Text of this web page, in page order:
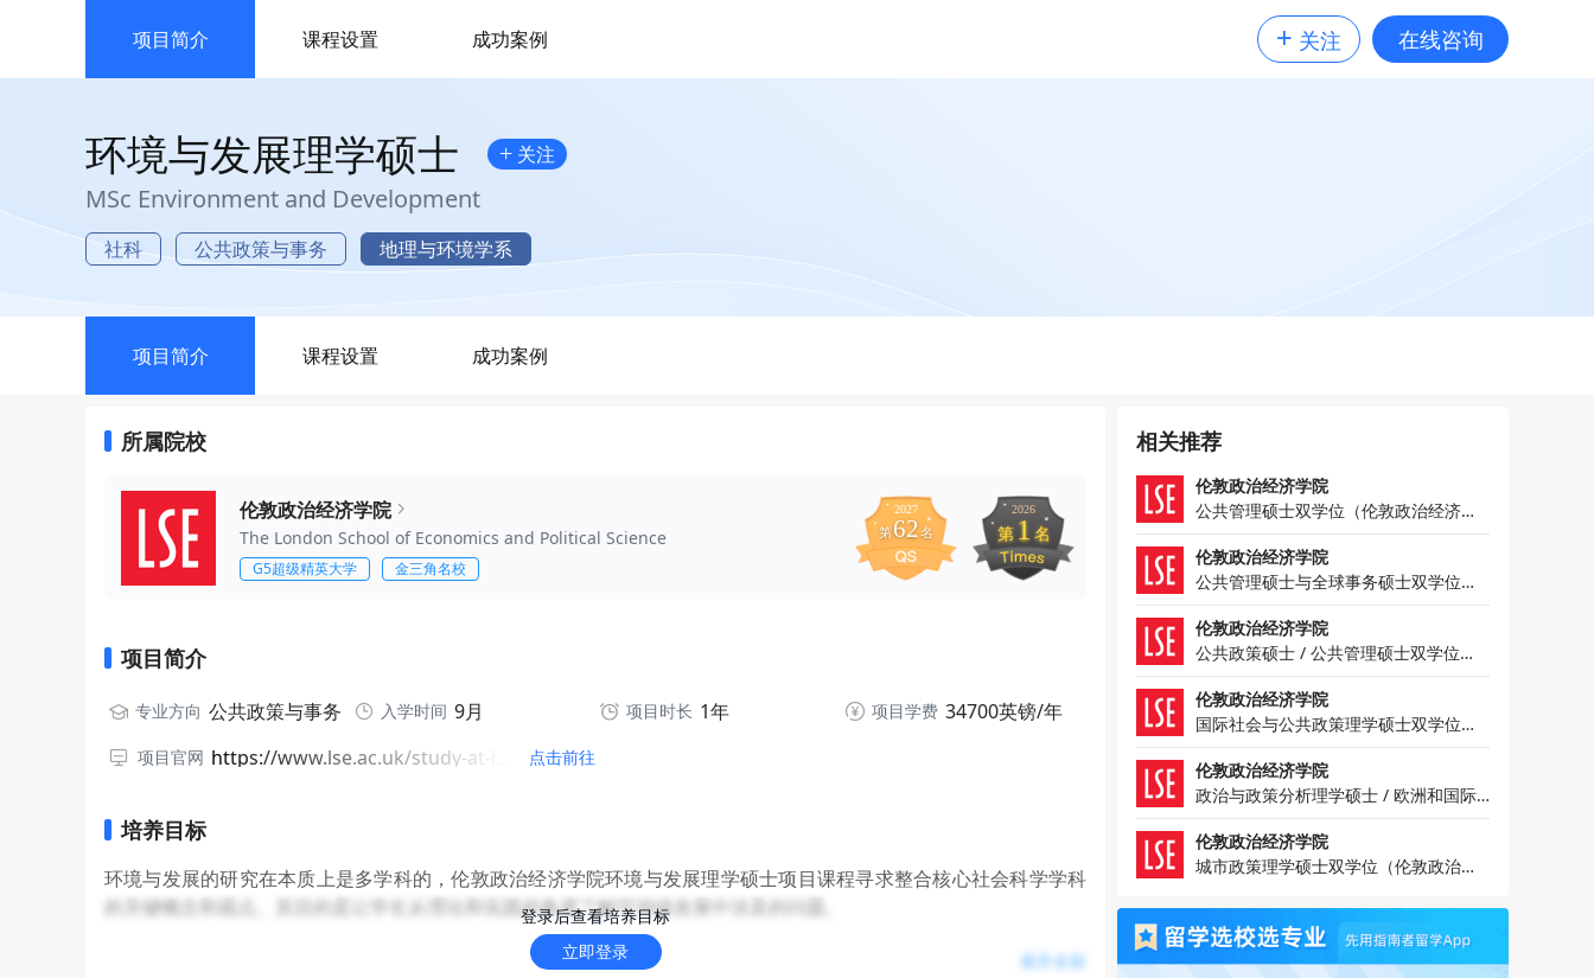
项目简介 课程设置 成功案例 + 关注 在线咨询
环境与发展理学硕士 + 关注
MSc Environment and Development
社科 公共政策与事务 地理与环境学系
项目简介 课程设置 成功案例
所属院校
伦敦政治经济学院
The London School of Economics and Political Science
G5超级精英大学 金三角名校
2027
第62名
2026
第 1 名
项目简介
专业方向 公共政策与事务 入学时间 9月 项目时长 1年 项目学费 34700英镑/年
项目官网 点击前往
登录后查看培养目标
立即登录
培养目标
环境与发展的研究在本质上是多学科的，伦敦政治经济学院环境与发展理学硕士项目课程寻求整合核心社会科学学科
的关键概念和观点。其目的是让学生从理论和实践的角度了解可持续发展中涉及的问题。
当今自然环境正发生着剧变，与此同时，人类社会和经济也正在经历深刻的变革。伦敦政治经济学院环境与发展理学
展开全部
相关推荐
伦敦政治经济学院
公共管理硕士双学位（伦敦政治经济学
院-哥伦比亚大学）
伦敦政治经济学院
公共管理硕士与全球事务硕士双学位
（伦敦政治经济学院-多伦多大学）
伦敦政治经济学院
公共政策硕士 / 公共管理硕士双学位
（伦敦政治经济学院-巴黎政治学院）
伦敦政治经济学院
国际社会与公共政策理学硕士双学位
（伦敦政治经济学院-复旦大学）
伦敦政治经济学院
政治与政策分析理学硕士 / 欧洲和国际
公共政治与政策理学硕士双学位（伦敦
政治经济学院-博科尼大学）
伦敦政治经济学院
城市政策理学硕士双学位（伦敦政治经